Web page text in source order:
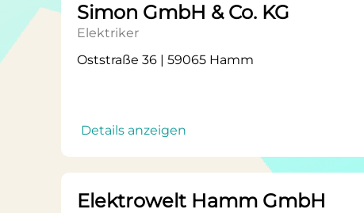
Simon GmbH & Co. KG
Elektriker
Oststraße 36 | 59065 Hamm
Details anzeigen
Elektrowelt Hamm GmbH